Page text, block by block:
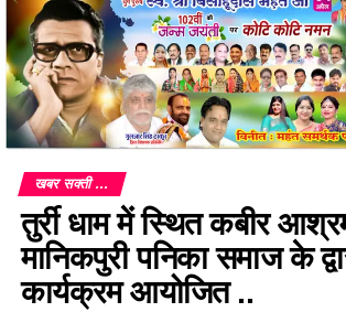
खबर सक्ती ...
तुर्री धाम में स्थित कबीर
मानिकपुरी पनिका समाज के
कार्यक्रम आयोजित ..